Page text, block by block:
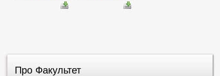
Про Факультет